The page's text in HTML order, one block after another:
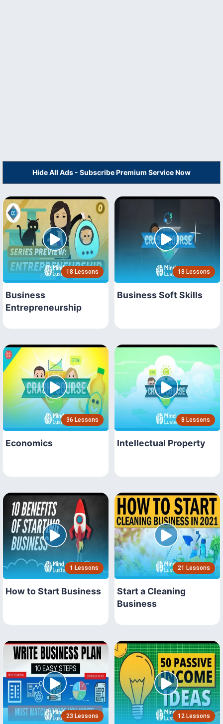
Hide All Ads - Subscribe Premium Service Now
18 Lessons
Business
Entrepreneurship
18 Lessons
Business Soft Skills
36 Lessons
Economics
8 Lessons
Intellectual Property
1 Lessons
How to Start Business
21 Lessons
Start a Cleaning
Business
23 Lessons 12 Lessons